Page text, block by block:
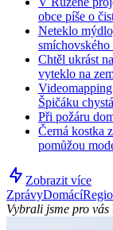
obce píše o
Neteklo
smíchovského
Chtěl ukrást
vyteklo na
Špičáku
Při požáru
Černá kostka
pomůžou
Zobrazit více
ZprávyDomácí
Vybrali jsme pro vás